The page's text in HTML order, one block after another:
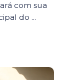
com sua
do ...